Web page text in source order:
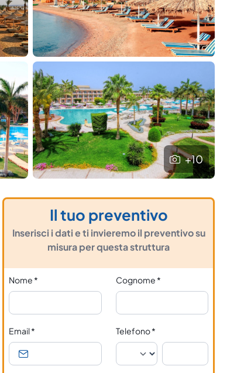
+10
Il tuo preventivo
Inserisci i dati e ti invieremo il preventivo su
misura per questa struttura
Nome* Cognome*
Email* Telefono*